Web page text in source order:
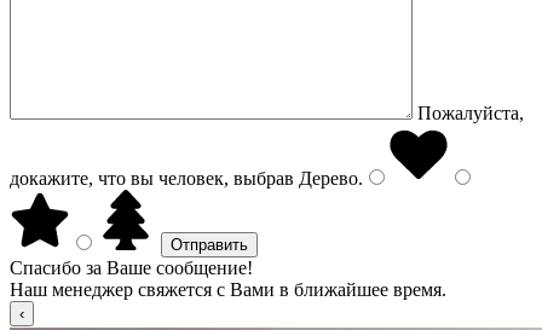
Пожалуйста,
докажите, что вы человек, выбрав Дерево.
Спасибо за Ваше сообщение!
Наш менеджер свяжется с Вами в ближайшее время.